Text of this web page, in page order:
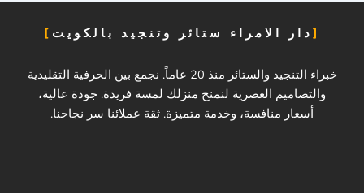
دار الامراء ستائر وتنجيد بالكويت
خبراء التنجيد والستائر منذ 20 عاماً. نجمع بين الحرفية التقليدية
والتصاميم العصرية لنمنح منزلك لمسة فريدة. جودة عالية،
أسعار منافسة، وخدمة متميزة. ثقة عملائنا سر نجاحنا.